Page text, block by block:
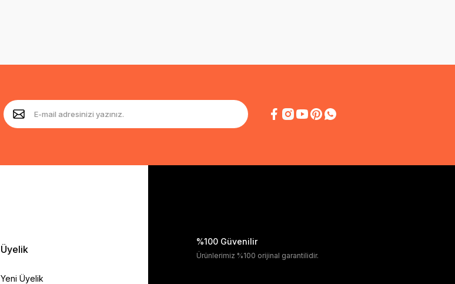
Üyelik
Yeni Üyelik
%100 Güvenilir
Ürünlerimiz %100 orijinal garantilidir.